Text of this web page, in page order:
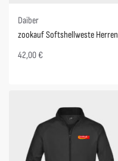
Daiber
zookauf Softshellweste Herren
42,00 €